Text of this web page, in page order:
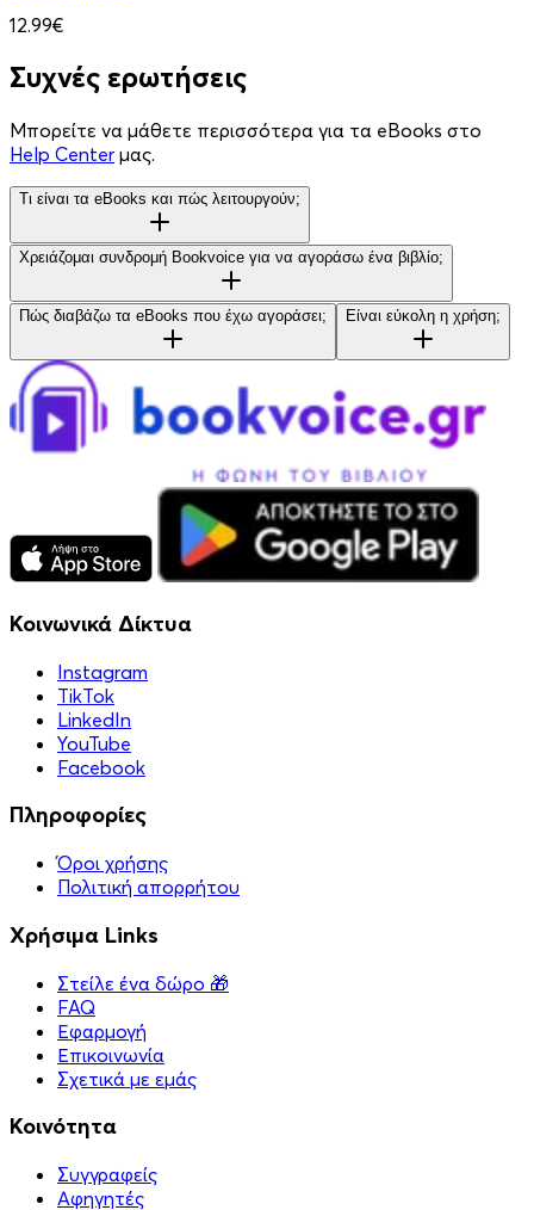
12.99€
Συχνές ερωτήσεις
Μπορείτε να μάθετε περισσότερα για τα eBooks στο
Help Center μας.
Τι είναι τα eBooks και πώς λειτουργούν;
Χρειάζομαι συνδρομή Bookvoice για να αγοράσω ένα βιβλίο;
Πώς διαβάζω τα eBooks που έχω αγοράσει; Είναι εύκολη η χρήση;
Κοινωνικά Δίκτυα
Instagram
TikTok
LinkedIn
YouTube
Facebook
Πληροφορίες
Όροι χρήσης
Πολιτική απορρήτου
Χρήσιμα Links
Στείλε ένα δώρο 🎁
FAQ
Εφαρμογή
Επικοινωνία
Σχετικά με εμάς
Κοινότητα
Συγγραφείς
Αφηγητές